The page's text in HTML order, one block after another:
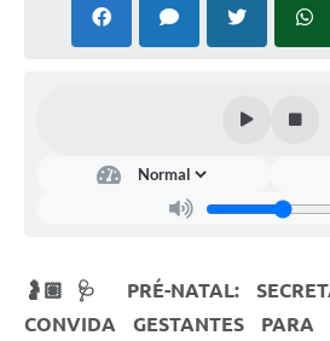
🤰🏽🩺 PRÉ-NATAL:
CONVIDA GESTANTES